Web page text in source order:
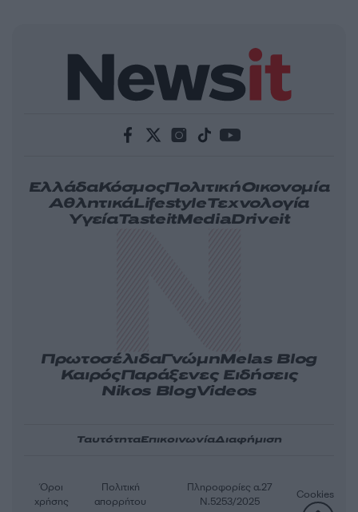
ΕλλάδαΚόσμοςΠολιτικήΟικονομία
ΑθλητικάLifestyleΤεχνολογία
ΥγείαTasteitMediaDriveit
ΠρωτοσέλιδαΓνώμηMelas Blog
ΚαιρόςΠαράξενες Ειδήσεις
Nikos BlogVideos
ΤαυτότηταΕπικοινωνίαΔιαφήμιση
Όροι
χρήσης
Πολιτική
απορρήτου
Πληροφορίες α.27
Ν.5253/2025
Cookies